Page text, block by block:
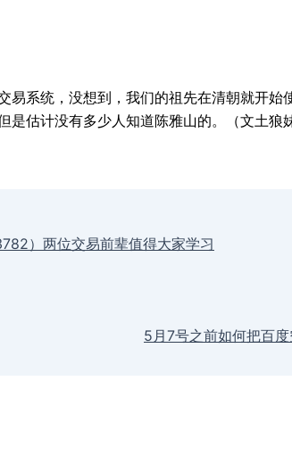
易系统，没想到，我们的祖先在清朝就开始
是估计没有多少人知道陈雅山的。（文土狼
）两位交易前辈值得大家学习
5月7号之前如何把百